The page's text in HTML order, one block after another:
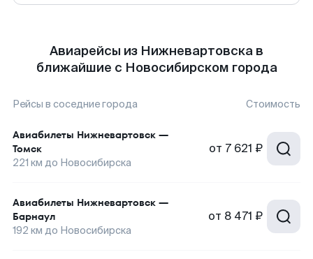
Авиарейсы из Нижневартовска в
ближайшие с Новосибирском города
Рейсы в соседние города Стоимость
Авиабилеты Нижневартовск —
Томск
221 км до Новосибирска
от 7 621 ₽
Авиабилеты Нижневартовск —
Барнаул
192 км до Новосибирска
от 8 471 ₽